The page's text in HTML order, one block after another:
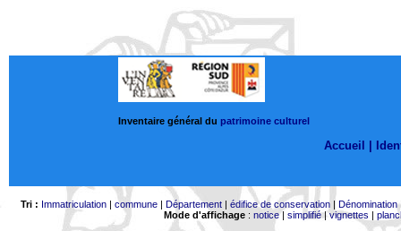
Inventaire général du patrimoine culturel
Accueil |
Tri : Immatriculation| commune| Département| édifice de conservation| Dénomination
Mode d'affichage: notice| simplifié|vignettes |